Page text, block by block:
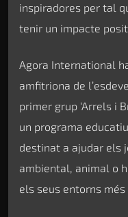
inspiradores per tal
tenir un impacte
Agora International
amfitriona de
primer grup ‘Arrels i
un programa
destinat a ajudar els
ambiental, animal o
els seus entorns més